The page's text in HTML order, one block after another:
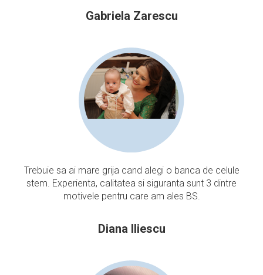
Gabriela Zarescu
Trebuie sa ai mare grija cand alegi o banca de celule
stem. Experienta, calitatea si siguranta sunt 3 dintre
motivele pentru care am ales BS.
Diana Iliescu